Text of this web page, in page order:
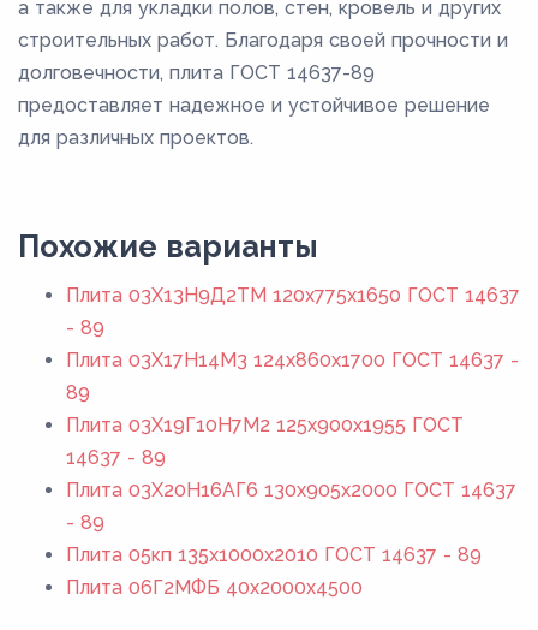
а также для укладки полов, стен, кровель и других
строительных работ. Благодаря своей прочности и
долговечности, плита ГОСТ 14637-89
предоставляет надежное и устойчивое решение
для различных проектов.
Похожие варианты
Плита 03Х13Н9Д2ТМ 120x775x1650 ГОСТ 14637
- 89
Плита 03Х17Н14М3 124x860x1700 ГОСТ 14637 -
89
Плита 03Х19Г10Н7М2 125x900x1955 ГОСТ
14637 - 89
Плита 03Х20Н16АГ6 130x905x2000 ГОСТ 14637
- 89
Плита 05кп 135x1000x2010 ГОСТ 14637 - 89
Плита 06Г2МФБ 40x2000x4500